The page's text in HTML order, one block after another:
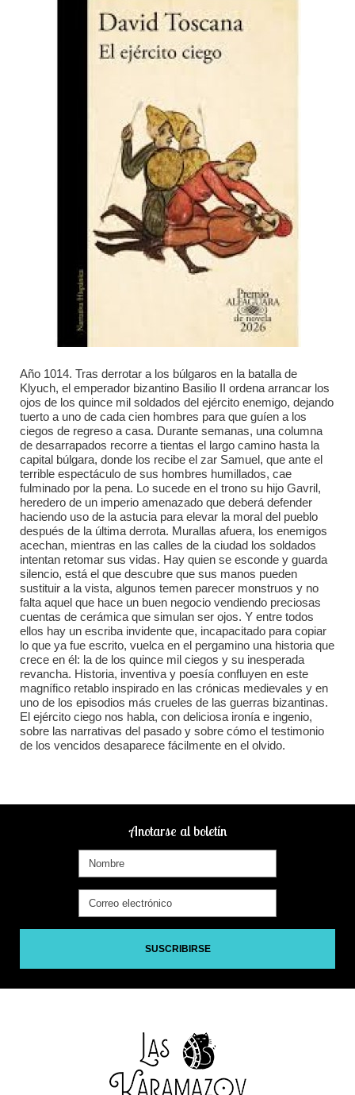
Año 1014. Tras derrotar a los búlgaros en la batalla de
Klyuch, el emperador bizantino Basilio II ordena arrancar los
ojos de los quince mil soldados del ejército enemigo, dejando
tuerto a uno de cada cien hombres para que guíen a los
ciegos de regreso a casa. Durante semanas, una columna
de desarrapados recorre a tientas el largo camino hasta la
capital búlgara, donde los recibe el zar Samuel, que ante el
terrible espectáculo de sus hombres humillados, cae
fulminado por la pena. Lo sucede en el trono su hijo Gavril,
heredero de un imperio amenazado que deberá defender
haciendo uso de la astucia para elevar la moral del pueblo
después de la última derrota. Murallas afuera, los enemigos
acechan, mientras en las calles de la ciudad los soldados
intentan retomar sus vidas. Hay quien se esconde y guarda
silencio, está el que descubre que sus manos pueden
sustituir a la vista, algunos temen parecer monstruos y no
falta aquel que hace un buen negocio vendiendo preciosas
cuentas de cerámica que simulan ser ojos. Y entre todos
ellos hay un escriba invidente que, incapacitado para copiar
lo que ya fue escrito, vuelca en el pergamino una historia que
crece en él: la de los quince mil ciegos y su inesperada
revancha. Historia, inventiva y poesía confluyen en este
magnífico retablo inspirado en las crónicas medievales y en
uno de los episodios más crueles de las guerras bizantinas.
El ejército ciego nos habla, con deliciosa ironía e ingenio,
sobre las narrativas del pasado y sobre cómo el testimonio
de los vencidos desaparece fácilmente en el olvido.
Anotarse al boletín
SUSCRIBIRSE